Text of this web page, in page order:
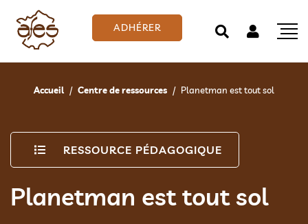
ADHÉRER
Accueil Centre de ressources Planetman est tout sol
RESSOURCE PÉDAGOGIQUE
Planetman est tout sol